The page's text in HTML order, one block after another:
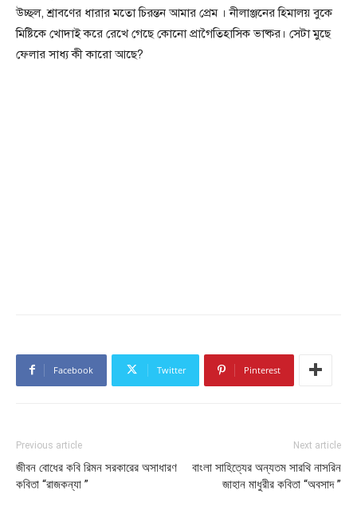
উচ্ছল, শ্রাবণের ধারার মতো চিরন্তন আমার প্রেম । নীলাঞ্জনের হিমালয় বুকে
মিষ্টিকে খোদাই করে রেখে গেছে কোনো প্রাগৈতিহাসিক ভাষ্কর। সেটা মুছে
ফেলার সাধ্য কী কারো আছে?
Facebook Twitter Pinterest
Previous article
জীবন বোধের কবি রিমন সরকারের অসাধারণ
কবিতা “রাজকন্যা ”
Next article
বাংলা সাহিত্যের অন্যতম সারথি নাসরিন
জাহান মাধুরীর কবিতা “অবসাদ ”